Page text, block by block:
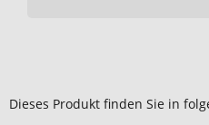
Dieses Produkt finden Sie in